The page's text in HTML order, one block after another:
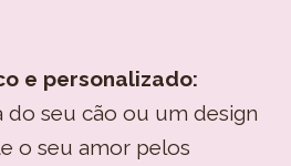
e personalizado:
do seu cão ou um design
o seu amor pelos